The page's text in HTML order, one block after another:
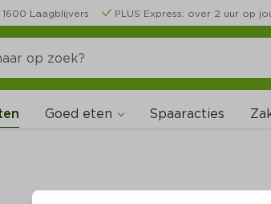
Laagblijvers PLUS Express: over 2 uur op
Goed eten Spaaracties